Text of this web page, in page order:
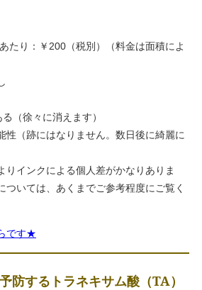
たり：￥200（税別）（料金は面積によ
（徐々に消えます）
性（跡にはなりません。数日後に綺麗に
インクによる個人差がかなりありま
ついては、あくまでご参考程度にご覧く
です★
防するトラネキサム酸（TA）